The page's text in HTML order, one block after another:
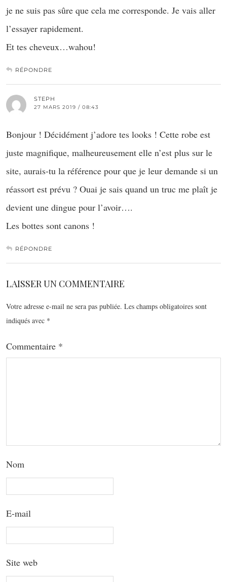
je ne suis pas sûre que cela me corresponde. Je vais aller
l’essayer rapidement.
Et tes cheveux…wahou!
RÉPONDRE
STEPH
27 MARS 2019 / 08:43
Bonjour ! Décidément j’adore tes looks ! Cette robe est
juste magnifique, malheureusement elle n’est plus sur le
site, aurais-tu la référence pour que je leur demande si un
réassort est prévu ? Ouai je sais quand un truc me plaît je
devient une dingue pour l’avoir….
Les bottes sont canons !
RÉPONDRE
LAISSER UN COMMENTAIRE
Votre adresse e-mail ne sera pas publiée. Les champs obligatoires sont
indiqués avec *
Commentaire *
Nom
E-mail
Site web